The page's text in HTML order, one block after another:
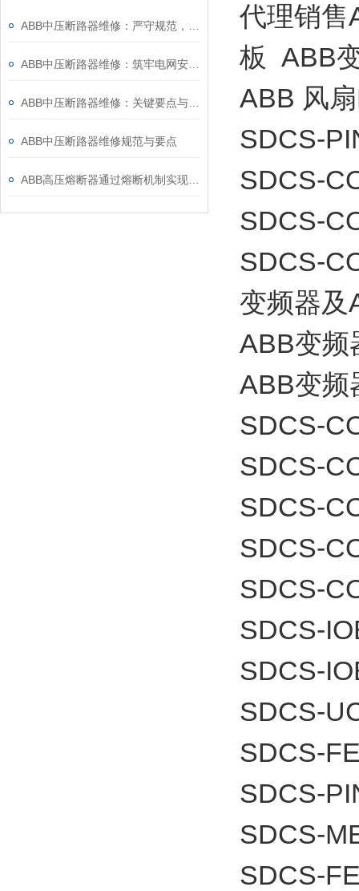
ABB中压断路器维修规范与要点
代理销售
板 ABB
ABB 风
SDCS-
SDCS-
SDCS-
SDCS-
变频器及
ABB变
ABB变频
SDCS-
SDCS-
SDCS-
SDCS-
SDCS-
SDCS-
SDCS-
SDCS-
SDCS-
SDCS-
SDCS-
SDCS-